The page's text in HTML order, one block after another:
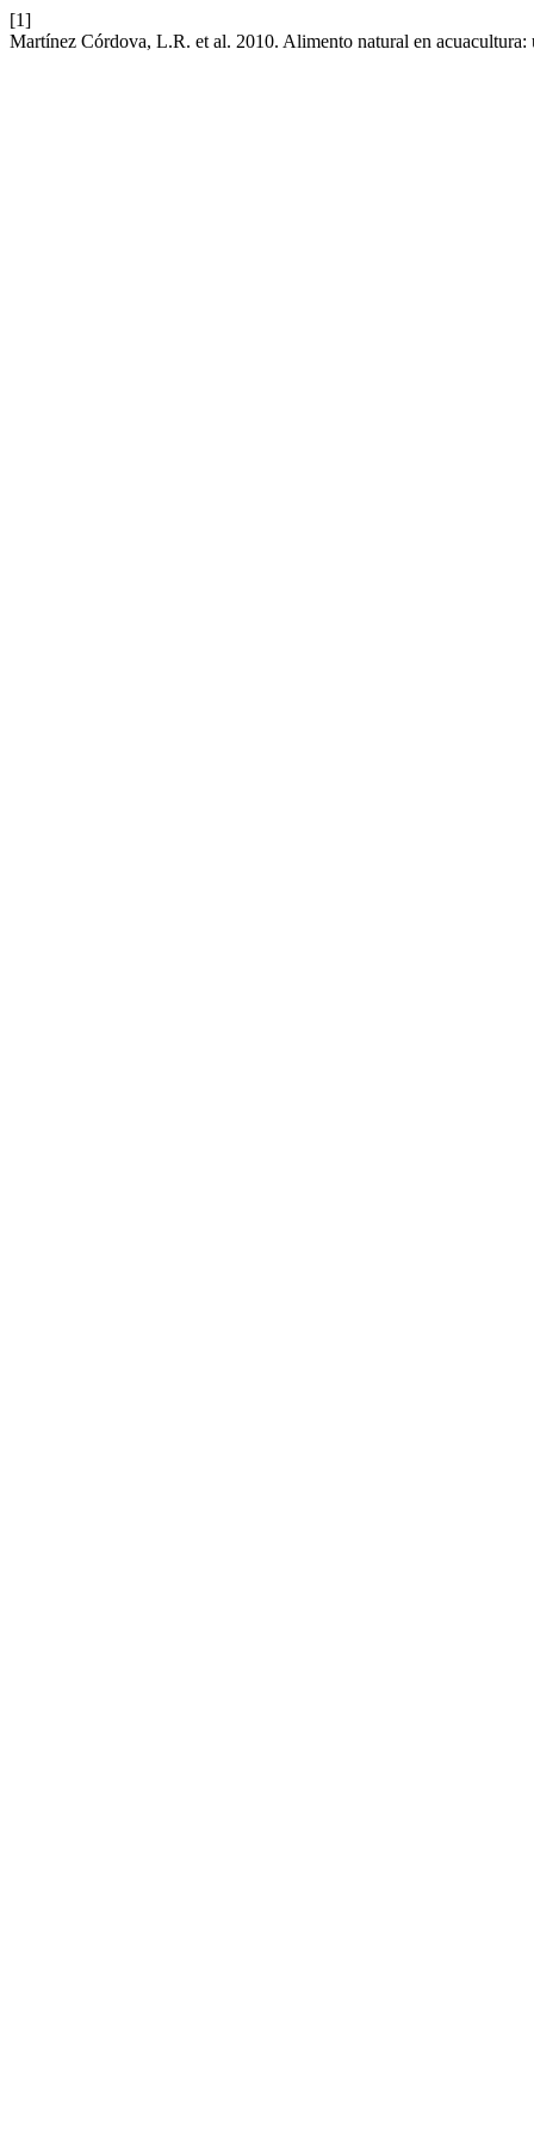
[1]
Martínez Córdova, L.R. et al. 2010. Alimento natural en